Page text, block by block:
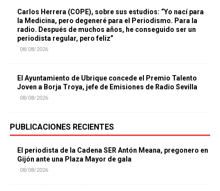
Carlos Herrera (COPE), sobre sus estudios: “Yo nací para
la Medicina, pero degeneré para el Periodismo. Para la
radio. Después de muchos años, he conseguido ser un
periodista regular, pero feliz”
08/08/2026
El Ayuntamiento de Ubrique concede el Premio Talento
Joven a Borja Troya, jefe de Emisiones de Radio Sevilla
08/08/2026
PUBLICACIONES RECIENTES
El periodista de la Cadena SER Antón Meana, pregonero en
Gijón ante una Plaza Mayor de gala
08/08/2026